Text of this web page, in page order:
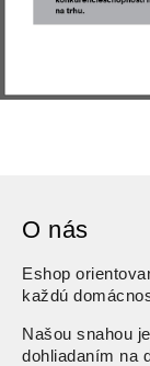
O nás
Eshop
každú
Našou snahou
dohliadaním na